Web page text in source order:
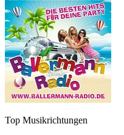
Top Musikrichtungen